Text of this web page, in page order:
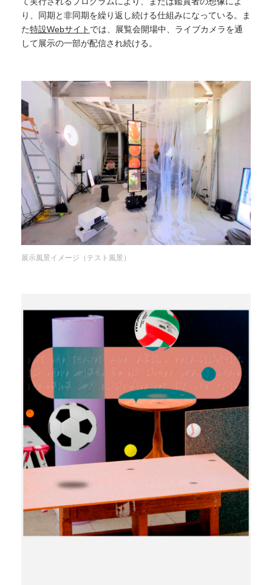
り、同期と非同期を繰り返し続ける仕組みになっている。ま
た特設Webサイト では、展覧会開場中、ライブカメラを通
して展示の一部が配信され続ける。
展示風景イメージ（テスト風景）